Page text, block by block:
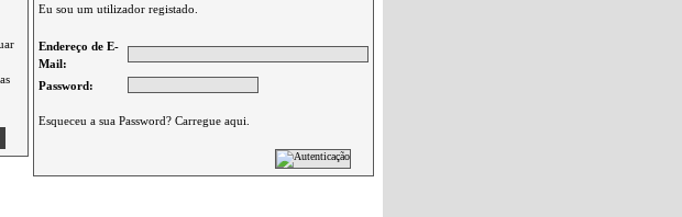
Eu sou um utilizador registado.
Endereço de E-
Mail:
Password:
Esqueceu a sua Password? Carregue aqui.